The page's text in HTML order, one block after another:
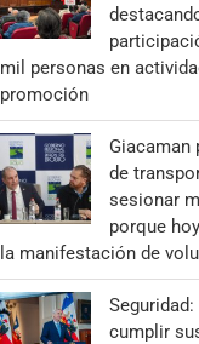
mil personas en
promoción
Giacaman
de
sesionar
porque
la manifestación de
cumplir